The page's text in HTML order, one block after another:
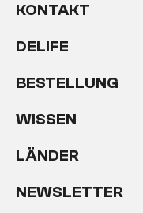
man als Komfort-
Normalfall schläft
spricht man
sind dann
Drehen und
Modelle. Vor allem
KONTAKT
DELIFE
BESTELLUNG
WISSEN
LÄNDER
NEWSLETTER